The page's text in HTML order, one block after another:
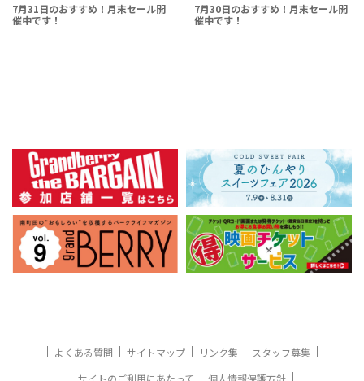
7月31日のおすすめ！月末セール開
催中です！
7月30日のおすすめ！月末セール開
催中です！
よくある質問 サイトマップ リンク集
スタッフ募集
サイトのご利用にあたって
個人情報保護方針